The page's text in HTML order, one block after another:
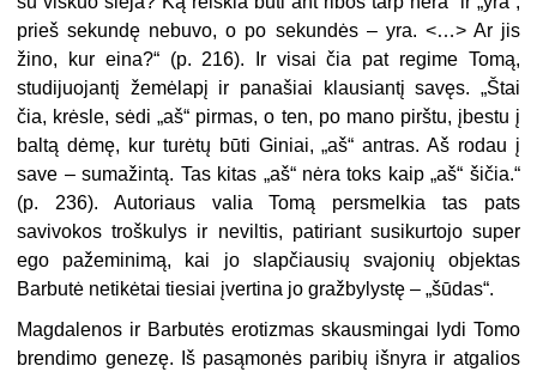
prieš sekundę nebuvo, o po sekundės – yra. <…> Ar jis
žino, kur eina?“ (p. 216). Ir visai čia pat regime Tomą,
studijuojantį žemėlapį ir panašiai klausiantį savęs. „Štai
čia, krėsle, sėdi „aš“ pirmas, o ten, po mano pirštu, įbestu į
baltą dėmę, kur turėtų būti Giniai, „aš“ antras. Aš rodau į
save – sumažintą. Tas kitas „aš“ nėra toks kaip „aš“ šičia.“
(p. 236). Autoriaus valia Tomą persmelkia tas pats
savivokos troškulys ir neviltis, patiriant susikurtojo super
ego pažeminimą, kai jo slapčiausių svajonių objektas
Barbutė netikėtai tiesiai įvertina jo gražbylystę – „šūdas“.
Magdalenos ir Barbutės erotizmas skausmingai lydi Tomo
brendimo genezę. Iš pasąmonės paribių išnyra ir atgalios